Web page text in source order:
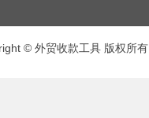
© 外贸收款工具 版权所有.